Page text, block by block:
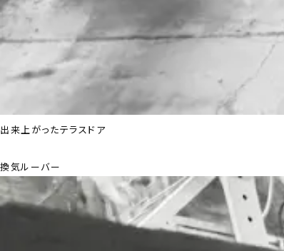
出来上がったテラスドア
換気ルーバー